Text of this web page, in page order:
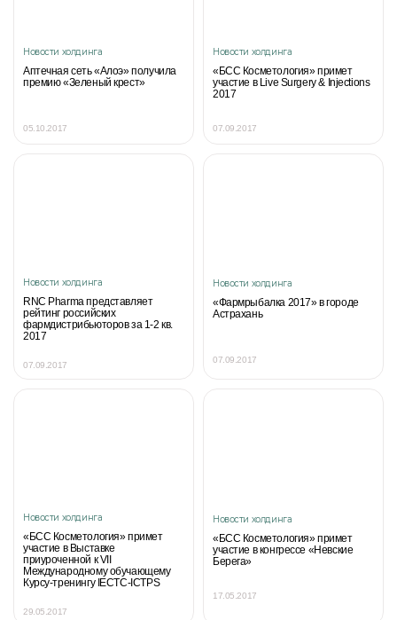
Новости холдинга
Аптечная сеть «Алоэ» получила
премию «Зеленый крест»
05.10.2017
Новости холдинга
«БСС Косметология» примет
участие в Live Surgery & Injections
2017
07.09.2017
Новости холдинга
RNC Pharma представляет
рейтинг российских
фармдистрибьюторов за 1-2 кв.
2017
07.09.2017
Новости холдинга
«Фармрыбалка 2017» в городе
Астрахань
07.09.2017
Новости холдинга
«БСС Косметология» примет
участие в Выставке
приуроченной к VII
Международному обучающему
Курсу-тренингу IECTC-ICTPS
29.05.2017
Новости холдинга
«БСС Косметология» примет
участие в конгрессе «Невские
Берега»
17.05.2017